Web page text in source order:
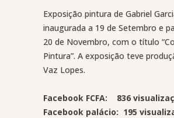
Exposição pintura de Gabriel
inaugurada a 19 de Setembro e
20 de Novembro, com o título
Pintura”. A exposição teve
Vaz Lopes.
Facebook FCFA: 836
Facebook palácio: 195